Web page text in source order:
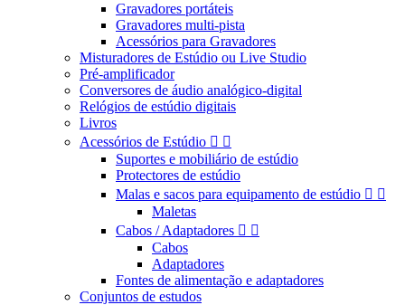
Gravadores portáteis
Gravadores multi-pista
Acessórios para Gravadores
Misturadores de Estúdio ou Live Studio
Pré-amplificador
Conversores de áudio analógico-digital
Relógios de estúdio digitais
Livros
Acessórios de Estúdio  
Suportes e mobiliário de estúdio
Protectores de estúdio
Malas e sacos para equipamento de estúdio  
Maletas
Cabos / Adaptadores  
Cabos
Adaptadores
Fontes de alimentação e adaptadores
Conjuntos de estudos